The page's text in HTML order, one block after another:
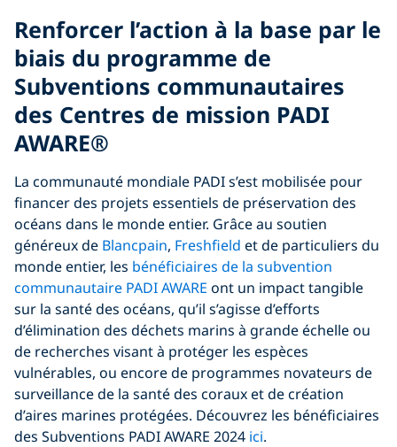
Renforcer l’action à la base par le
biais du programme de
Subventions communautaires
des Centres de mission PADI
AWARE®
La communauté mondiale PADI s’est mobilisée pour
financer des projets essentiels de préservation des
océans dans le monde entier. Grâce au soutien
généreux de Blancpain, Freshfield et de particuliers du
monde entier, les bénéficiaires de la subvention
communautaire PADI AWARE ont un impact tangible
sur la santé des océans, qu’il s’agisse d’efforts
d’élimination des déchets marins à grande échelle ou
de recherches visant à protéger les espèces
vulnérables, ou encore de programmes novateurs de
surveillance de la santé des coraux et de création
d’aires marines protégées. Découvrez les bénéficiaires
des Subventions PADI AWARE 2024 ici.